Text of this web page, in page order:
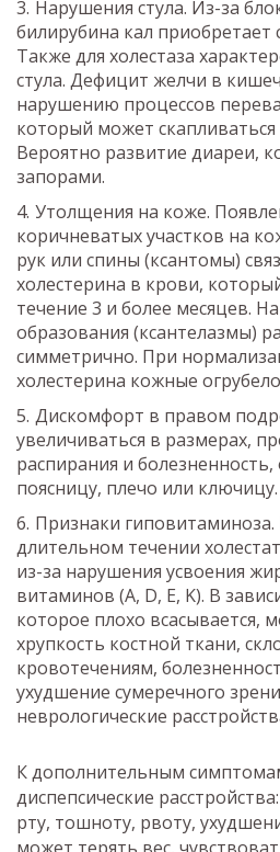
Нарушения стула. Из-за
билирубина кал приобретает
Также для холестаза
стула. Дефицит желчи в
нарушению процессов
который может скапливаться
Вероятно развитие диареи,
запорами.
Утолщения на коже.
коричневатых участков на
рук или спины (ксантомы)
холестерина в крови,
течение 3 и более месяцев.
образования (ксантелазмы)
симметрично. При
холестерина кожные
Дискомфорт в правом
увеличиваться в размерах,
распирания и
поясницу, плечо или ключицу.
Признаки
длительном течении
из-за нарушения усвоения
витаминов (A, D, E, K). В
которое плохо всасывается,
хрупкость костной ткани,
кровотечениям,
ухудшение сумеречного
неврологические
К дополнительным
диспепсические
рту, тошноту, рвоту,